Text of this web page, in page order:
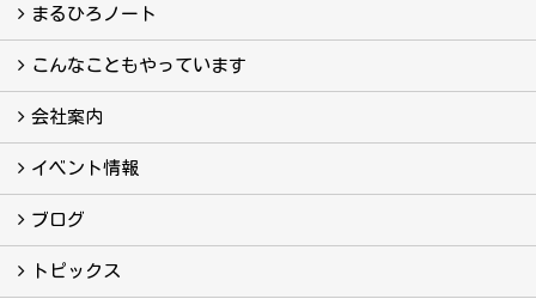
フォトギャラリー
現場レポート
完工事例
お客様の声
まるひろノート
真っ直ぐの家づくり
自慢の大工たち
こだわりの自然素材
快適な家のエッセンス
注文住宅ができるまで
こんなこともやっています
こんなこともやっています
会社案内
会社案内
まるひろの人
スタッフ紹介
プライバシーポリシー
イベント情報
イベント予告
イベント報告
ブログ
ブログ
トピックス